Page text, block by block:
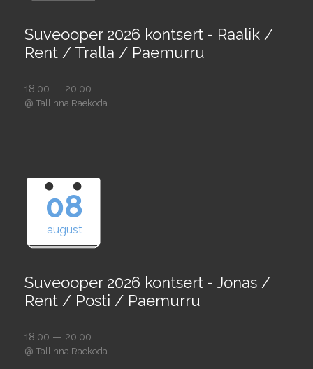
Suveooper 2026 kontsert - Raalik /
Rent / Tralla / Paemurru
18:00 — 20:00
@ Tallinna Raekoda
08
august
Suveooper 2026 kontsert - Jonas /
Rent / Posti / Paemurru
18:00 — 20:00
@ Tallinna Raekoda